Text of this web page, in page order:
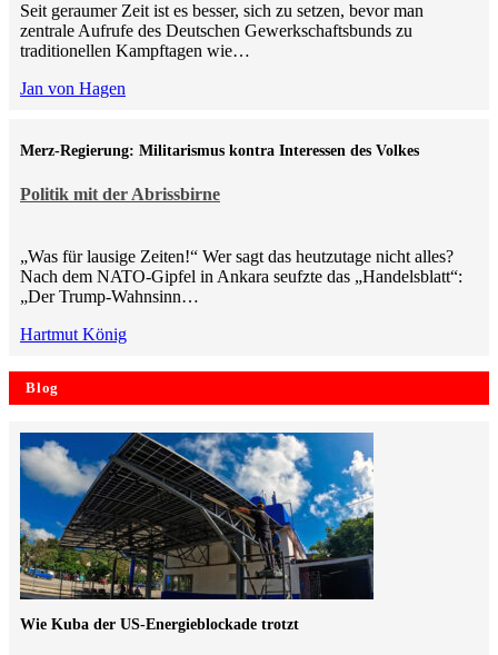
Seit geraumer Zeit ist es besser, sich zu setzen, bevor man
zentrale Aufrufe des Deutschen Gewerkschaftsbunds zu
traditionellen Kampftagen wie…
Jan von Hagen
Politik mit der Abrissbirne
Merz-Regierung: Militarismus kontra Inte­ressen des Volkes
„Was für lausige Zeiten!“ Wer sagt das heutzutage nicht alles?
Nach dem NATO-Gipfel in Ankara seufzte das „Handelsblatt“:
„Der Trump-Wahnsinn…
Hartmut König
Blog
Wie Kuba der US-Energieblockade trotzt